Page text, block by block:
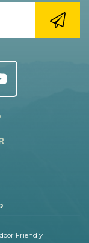
Friendly